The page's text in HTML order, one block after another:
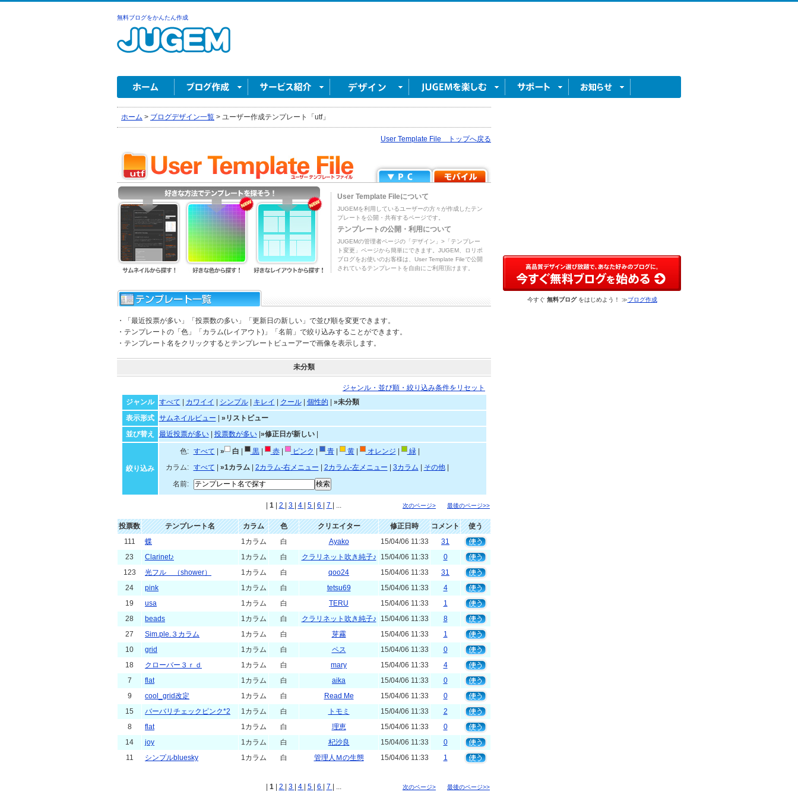
無料ブログをかんたん作成
ホーム > ブログデザイン一覧 > ユーザー作成テンプレート「utf」
User Template File トップへ戻る
User Template Fileについて
JUGEMを利用しているユーザーの方々が作成したテン
プレートを公開・共有するページです。
テンプレートの公開・利用について
JUGEMの管理者ページの「デザイン」>「テンプレー
ト変更」ページから簡単にできます。JUGEM、ロリポ
ブログをお使いのお客様は、User Template Fileで公開
されているテンプレートを自由にご利用頂けます。
・「最近投票が多い」「投票数の多い」「更新日の新しい」で並び順を変更できます。
・テンプレートの「色」「カラム(レイアウト)」「名前」で絞り込みすることができます。
・テンプレート名をクリックするとテンプレートビューアーで画像を表示します。
未分類
ジャンル・並び順・絞り込み条件をリセット
ジャンル
すべて カワイイ シンプル| キレイ クール| 個性的
»未分類
表示形式
サムネイルビュー
»リストビュー
並び替え
最近投票が多い| 投票数が多い| »修正日が新しい|
絞り込み
色: すべて » 白 黒| 赤| ピンク 青| 黄| オレンジ 緑|
カラム:
すべて »1カラム| 2カラム-右メニュー 2カラム-左メニュー 3カラム その他|
名前:
1 2 3 4 5 6 7 | ... 次のページ> 最後のページ>>
投票数 テンプレート名 カラム 色 クリエイター 修正日時 コメント
使う
111
蝶 1カラム 白 Ayako 15/04/06 11:33
31
23
Clarinet♪ 1カラム 白 クラリネット吹き純子♪ 15/04/06 11:33
0
123
光フル （shower） 1カラム 白 qoo24 15/04/06 11:33
31
24
pink 1カラム 白 tetsu69 15/04/06 11:33
4
19
usa 1カラム 白 TERU 15/04/06 11:33
1
28
beads 1カラム 白 クラリネット吹き純子♪ 15/04/06 11:33
8
27
Sim.ple.３カラム 1カラム 白 芽霧 15/04/06 11:33
1
10
grid 1カラム 白 ペス 15/04/06 11:33
0
18
クローバー３ｒｄ 1カラム 白 mary 15/04/06 11:33
4
7
flat 1カラム 白 aika 15/04/06 11:33
0
9
cool_grid改定 1カラム 白 Read Me 15/04/06 11:33
0
15
バーバリチェックピンク*2 1カラム 白 トモミ 15/04/06 11:33
2
8
flat 1カラム 白 理恵 15/04/06 11:33
0
14
joy 1カラム 白 杞沙良 15/04/06 11:33
0
11
シンプルbluesky 1カラム 白 管理人Ｍの生態 15/04/06 11:33 1
1 2 3 4 5 6 7 | ... 次のページ> 最後のページ>>
今すぐ 無料ブログをはじめよう！ ≫ブログ作成